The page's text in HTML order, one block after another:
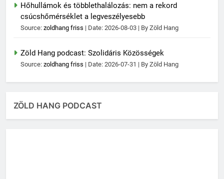
Hőhullámok és többlethalálozás: nem a rekord
csúcshőmérséklet a legveszélyesebb
Source: zoldhang friss Date: 2026-08-03 By Zöld Hang
Zöld Hang podcast: Szolidáris Közösségek
Source: zoldhang friss Date: 2026-07-31 By Zöld Hang
ZÖLD HANG PODCAST